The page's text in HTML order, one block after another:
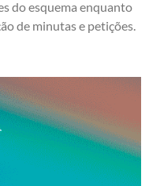
do esquema enquanto
de minutas e petições.